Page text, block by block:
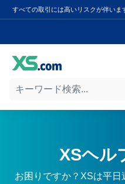
すべての取引には高いリスクが伴いま
XSヘル
お困りですか？XSは平